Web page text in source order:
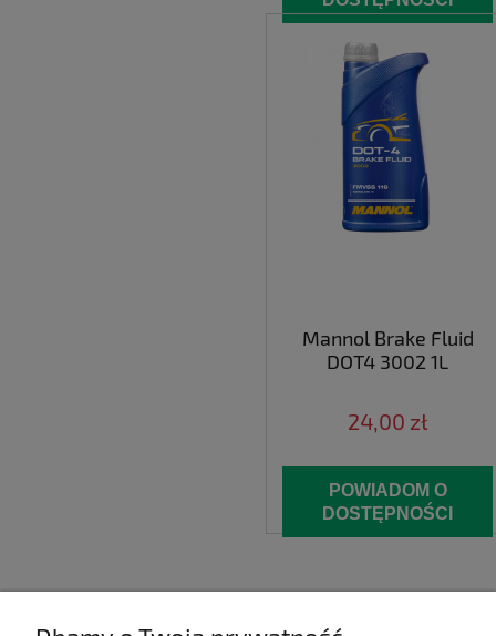
Mannol Brake Fluid
DOT4 3002 1L
24,00 zł
POWIADOM O
DOSTĘPNOŚCI